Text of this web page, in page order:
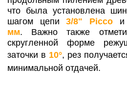
что была установлена
шагом цепи3/8" Picco и
мм. Важно также
скругленной форме
заточки в 10°, рез
минимальной отдачей.